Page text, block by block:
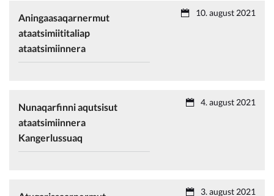
Aningaasaqarnermut
ataatsimiititaliap
ataatsimiinnera
10. august 2021
Nunaqarfinni aqutsisut
ataatsimiinnera
Kangerlussuaq
4. august 2021
3. august 2021